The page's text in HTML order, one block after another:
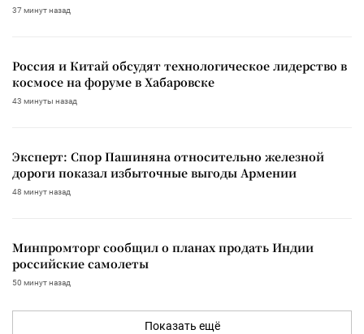
37 минут назад
Россия и Китай обсудят технологическое лидерство в
космосе на форуме в Хабаровске
43 минуты назад
Эксперт: Спор Пашиняна относительно железной
дороги показал избыточные выгоды Армении
48 минут назад
Минпромторг сообщил о планах продать Индии
российские самолеты
50 минут назад
Показать ещё